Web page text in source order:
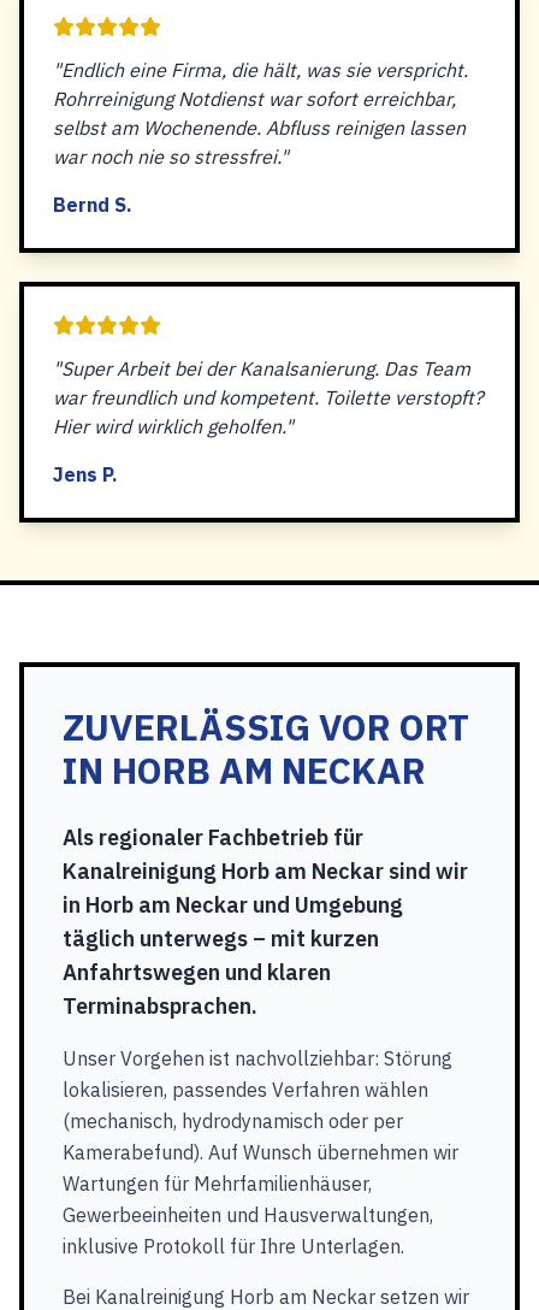
"Endlich eine Firma, die hält, was sie verspricht.
Rohrreinigung Notdienst war sofort erreichbar,
selbst am Wochenende. Abfluss reinigen lassen
war noch nie so stressfrei."
Bernd S.
"Super Arbeit bei der Kanalsanierung. Das Team
war freundlich und kompetent. Toilette verstopft?
Hier wird wirklich geholfen."
Jens P.
ZUVERLÄSSIG VOR ORT
IN HORB AM NECKAR
Als regionaler Fachbetrieb für
Kanalreinigung Horb am Neckar sind wir
in Horb am Neckar und Umgebung
täglich unterwegs – mit kurzen
Anfahrtswegen und klaren
Terminabsprachen.
Unser Vorgehen ist nachvollziehbar: Störung
lokalisieren, passendes Verfahren wählen
(mechanisch, hydrodynamisch oder per
Kamerabefund). Auf Wunsch übernehmen wir
Wartungen für Mehrfamilienhäuser,
Gewerbeeinheiten und Hausverwaltungen,
inklusive Protokoll für Ihre Unterlagen.
Bei Kanalreinigung Horb am Neckar setzen wir